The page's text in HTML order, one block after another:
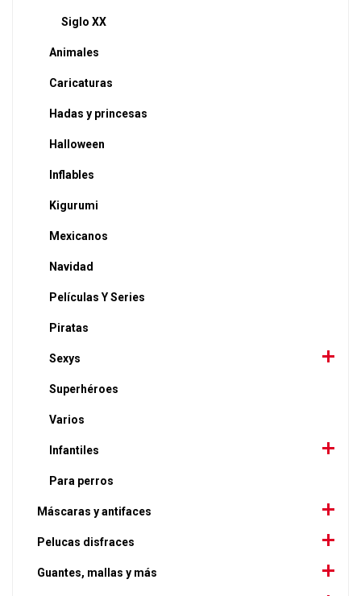
Siglo XX
Animales
Caricaturas
Hadas y princesas
Halloween
Inflables
Kigurumi
Mexicanos
Navidad
Películas Y Series
Piratas
Sexys
Superhéroes
Varios
Infantiles
Para perros
Máscaras y antifaces
Pelucas disfraces
Guantes, mallas y más